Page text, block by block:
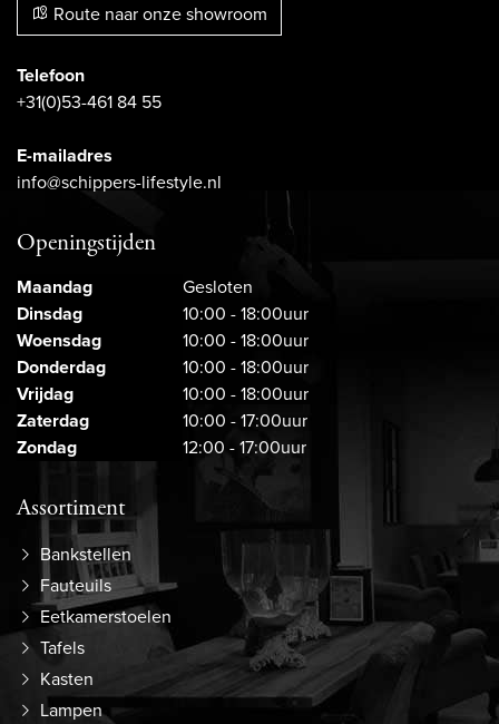
Route naar onze showroom
Telefoon
+31(0)53-461 84 55
E-mailadres
info@schippers-lifestyle.nl
Openingstijden
Maandag
Gesloten
Dinsdag
10:00 - 18:00uur
Woensdag
10:00 - 18:00uur
Donderdag
10:00 - 18:00uur
Vrijdag
10:00 - 18:00uur
Zaterdag
10:00 - 17:00uur
Zondag
12:00 - 17:00uur
Assortiment
Bankstellen
Fauteuils
Eetkamerstoelen
Tafels
Kasten
Lampen